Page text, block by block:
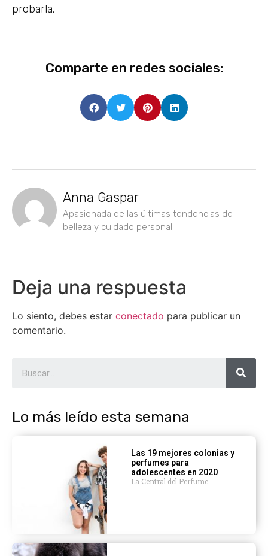
probarla.
Comparte en redes sociales:
Anna Gaspar
Apasionada de las últimas tendencias de
belleza y cuidado personal.
Deja una respuesta
Lo siento, debes estar conectado para publicar un
comentario.
Lo más leído esta semana
Las 19 mejores colonias y
perfumes para
adolescentes en 2020
La Central del Perfume